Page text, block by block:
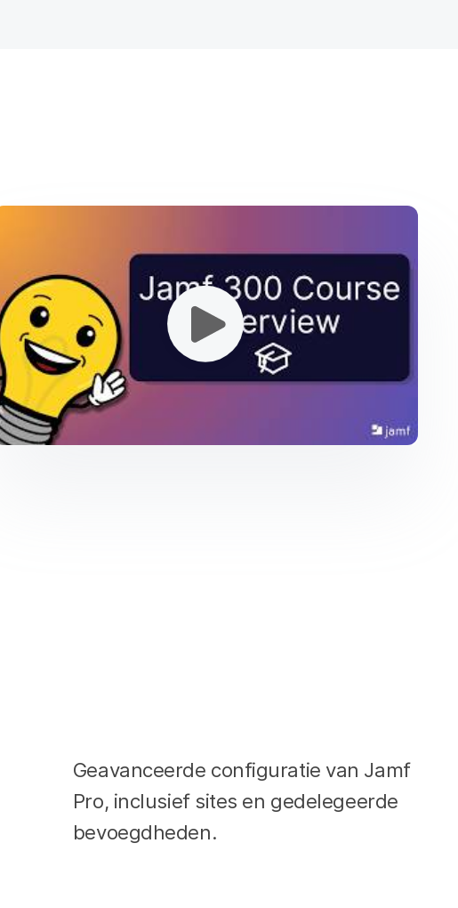
Geavanceerde configuratie van Jamf
Pro, inclusief sites en gedelegeerde
bevoegdheden.